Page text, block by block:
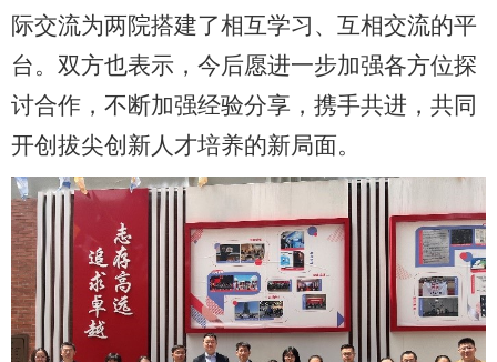
际交流为两院搭建了相互学习、互相交流的平
台。双方也表示，今后愿进一步加强各方位探
讨合作，不断加强经验分享，携手共进，共同
开创拔尖创新人才培养的新局面。